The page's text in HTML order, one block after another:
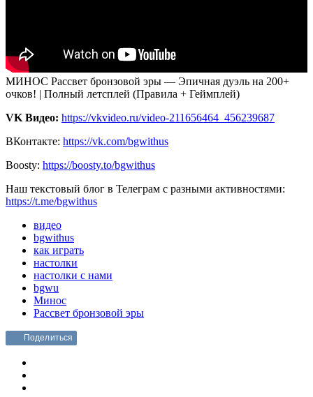
МИНОС Рассвет бронзовой эры — Эпичная дуэль на 200+
очков! | Полный летсплей (Правила + Геймплей)
VK Видео: https://vkvideo.ru/video-211656464_456239687
ВКонтакте: https://vk.com/bgwithus
Boosty: https://boosty.to/bgwithus
Наш текстовый блог в Телеграм с разными активностями:
https://t.me/bgwithus
видео
bgwithus
как играть
настолки
настолки с нами
bgwu
Минос
Рассвет бронзовой эры
Поделиться